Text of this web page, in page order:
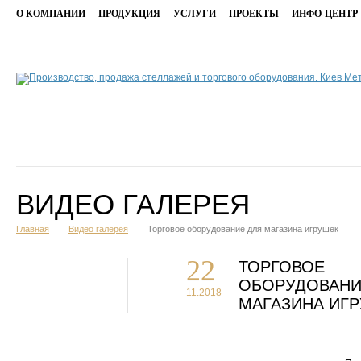
О КОМПАНИИ ПРОДУКЦИЯ УСЛУГИ ПРОЕКТЫ ИНФО-ЦЕНТР
ВИДЕО ГАЛЕРЕЯ
Главная Видео галерея Торговое оборудование для магазина игрушек
22
11.2018
ТОРГОВОЕ
МАГАЗИНА